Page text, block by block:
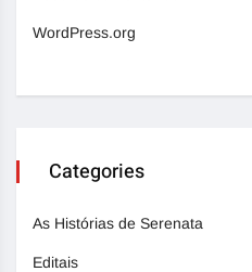
WordPress.org
Categories
As Histórias de Serenata
Editais